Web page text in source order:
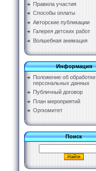
Правила участия
Способы оплаты
Авторские публикации
Галерея детских работ
Волшебная анимация
Информация
Положение об обработке
персональных данных
Публичный договор
План мероприятий
Оргкомитет
Поиск